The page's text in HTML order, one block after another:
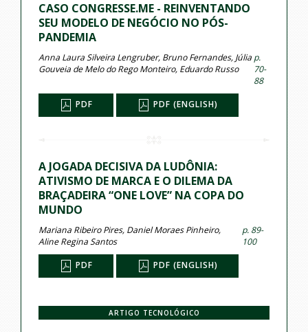
CASO CONGRESSE.ME - REINVENTANDO
SEU MODELO DE NEGÓCIO NO PÓS-
PANDEMIA
Anna Laura Silveira Lengruber, Bruno Fernandes, Júlia
Gouveia de Melo do Rego Monteiro, Eduardo Russo
p.
70-
88
PDF PDF (ENGLISH)
A JOGADA DECISIVA DA LUDÔNIA:
ATIVISMO DE MARCA E O DILEMA DA
BRAÇADEIRA “ONE LOVE” NA COPA DO
MUNDO
Mariana Ribeiro Pires, Daniel Moraes Pinheiro,
Aline Regina Santos
p. 89-
100
PDF PDF (ENGLISH)
ARTIGO TECNOLÓGICO